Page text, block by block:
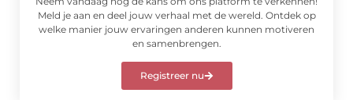
Meld je aan en deel jouw verhaal met de wereld. Ontdek op
welke manier jouw ervaringen anderen kunnen motiveren
en samenbrengen.
Registreer nu